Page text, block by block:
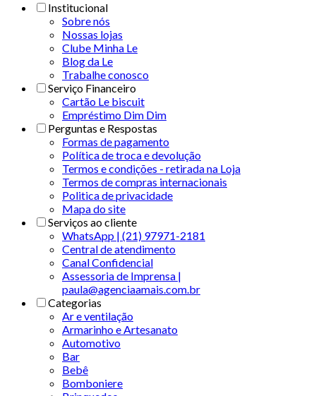
Institucional
Sobre nós
Nossas lojas
Clube Minha Le
Blog da Le
Trabalhe conosco
Serviço Financeiro
Cartão Le biscuit
Empréstimo Dim Dim
Perguntas e Respostas
Formas de pagamento
Política de troca e devolução
Termos e condições - retirada na Loja
Termos de compras internacionais
Politica de privacidade
Mapa do site
Serviços ao cliente
WhatsApp | (21) 97971-2181
Central de atendimento
Canal Confidencial
Assessoria de Imprensa |
paula@agenciaamais.com.br
Categorias
Ar e ventilação
Armarinho e Artesanato
Automotivo
Bar
Bebê
Bomboniere